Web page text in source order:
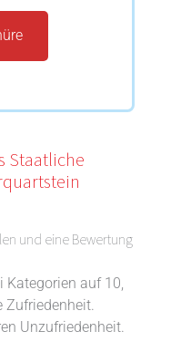
Staatliche
und eine Bewertung
Kategorien auf 10,
Zufriedenheit.
Unzufriedenheit.